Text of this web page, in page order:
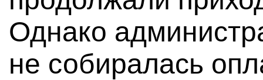
Однако
не собиралась